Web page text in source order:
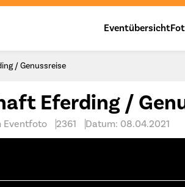
Eventübersicht
/ Genussreise
Eferding /
Eventfoto 2361 Datum: 08.04.2021